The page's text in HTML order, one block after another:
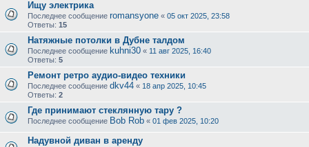
Ищу электрика
Последнее сообщение romansyone « 05 окт 2025, 23:58
Ответы: 15
Натяжные потолки в Дубне талдом
Последнее сообщение kuhni30 « 11 авг 2025, 16:40
Ответы: 5
Ремонт ретро аудио-видео техники
Последнее сообщение dkv44 « 18 апр 2025, 10:45
Ответы: 2
Где принимают стеклянную тару ?
Последнее сообщение Bob Rob « 01 фев 2025, 10:20
Надувной диван в аренду